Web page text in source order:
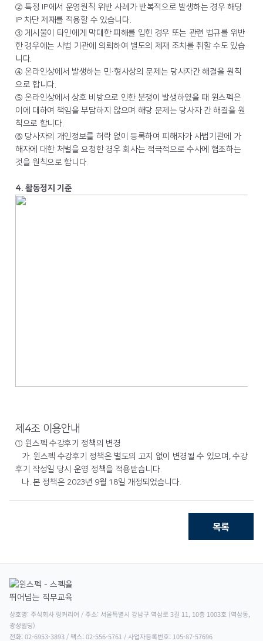
② 특정 IP에서 운영원칙 위반 사례가 반복적으로 발생하는 경우 해당
IP 차단 제재를 적용할 수 있습니다.
③ 게시물이 타인에게 막대한 피해를 입힌 경우 또는 관련 법규를 위반
한 경우에는 사법 기관에 의뢰하여 별도의 제재 조치를 취할 수도 있습
니다.
④ 온라인상에서 발생하는 민·형사상의 문제는 당사자간 해결을 원칙
으로 합니다.
⑤ 온라인상에서 상호 비방으로 인한 분쟁이 발생하였을 때 윈스펙은
이에 대하여 책임을 부담하지 않으며 해당 문제는 당사자 간 해결을 원
칙으로 합니다.
⑥ 당사자의 개인정보를 허락 없이 등록하여 피해자가 사법기관에 가
해자에 대한 처벌을 요청한 경우 회사는 적극적으로 수사에 협조하는
것을 원칙으로 합니다.
4. 활동정지 기준
제4조 이용안내
① 윈스펙 수강후기 정책의 변경
가. 윈스펙 수강후기 정책은 별도의 고지 없이 변경될 수 있으며, 수강
후기 작성일 당시 운영 정책을 적용받습니다.
나. 본 정책은 2023년 9월 18일 개정되었습니다.
목록
상호명: 주식회사 링커리어 / 주소: 서울특별시 강남구 역삼로 3길 11, 10층 1003호 (역삼동,
광성빌딩)
전화: 02-6953-3893 / 팩스: 02-556-5761 / 사업자등록번호: 105-87-57696